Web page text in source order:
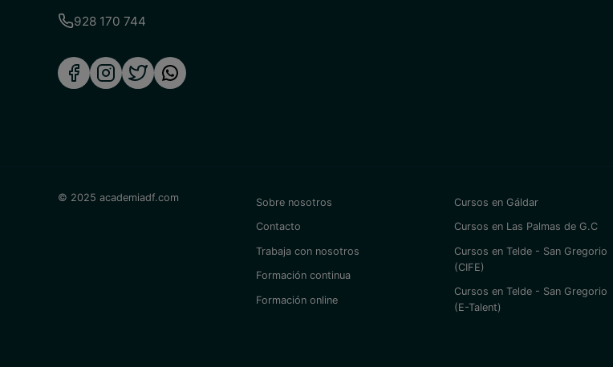
928 170 744
© 2025 academiadf.com Sobre nosotros
Contacto
Trabaja con nosotros
Formación continua
Formación online
Cursos en Gáldar
Cursos en Las Palmas de G.C
Cursos en Telde - San Gregorio
(CIFE)
Cursos en Telde - San Gregorio
(E-Talent)